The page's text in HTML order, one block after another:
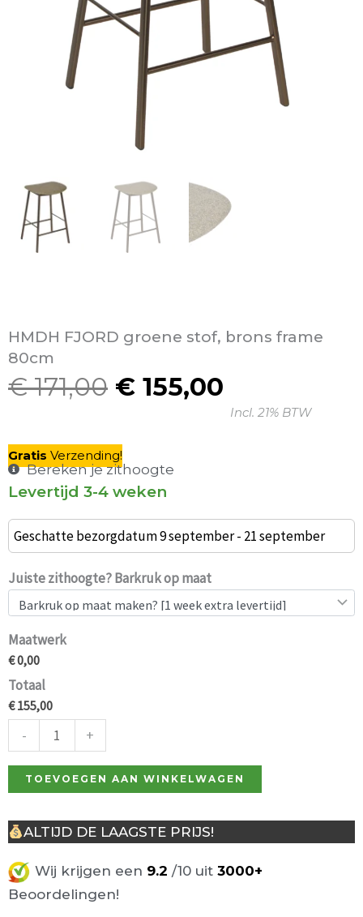
HMDH FJORD groene stof, brons frame
80cm
€171,00
Oorspronkelijke
was:
€ 171,00.
€ 155,00
Huidige
prijs
Incl. 21% BTW
Gratis Verzending!
Bereken je zithoogte
Levertijd 3-4 weken
Geschatte bezorgdatum 9 september - 21 september
Juiste zithoogte? Barkruk op maat
Maatwerk
€ 0,00
Totaal
€ 155,00
-
FJORD
groene
stof,
brons
frame
80cm
aantal
+
TOEVOEGEN AAN WINKELWAGEN
ALTIJD DE LAAGSTE PRIJS!
Wij krijgen een 9.2 /10 uit 3000+
Beoordelingen!